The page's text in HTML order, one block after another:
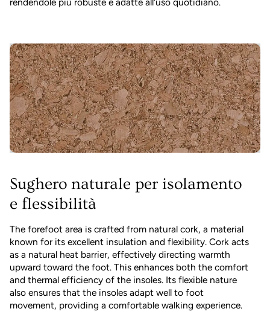
rendendole più robuste e adatte all’uso quotidiano.
Sughero naturale per isolamento
e flessibilità
The forefoot area is crafted from natural cork, a material
known for its excellent insulation and flexibility. Cork acts
as a natural heat barrier, effectively directing warmth
upward toward the foot. This enhances both the comfort
and thermal efficiency of the insoles. Its flexible nature
also ensures that the insoles adapt well to foot
movement, providing a comfortable walking experience.